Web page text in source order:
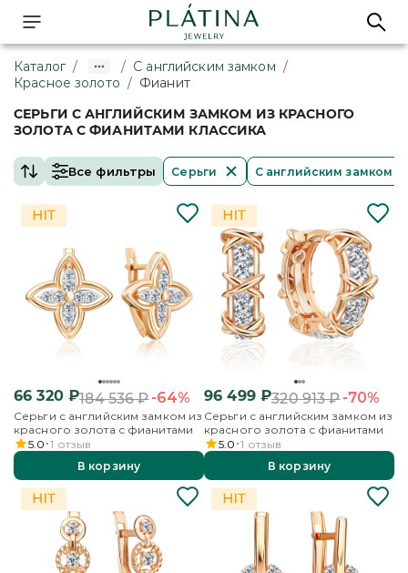
Каталог / / С английским замком /
Красное золото / Фианит
СЕРЬГИ С АНГЛИЙСКИМ ЗАМКОМ ИЗ КРАСНОГО
ЗОЛОТА С ФИАНИТАМИ КЛАССИКА
Все фильтры Серьги С английским замком
66 320₽184 536₽-64%
Серьги с английским замком из
красного золота с фианитами
5.0 1 отзыв
В корзину
96 499₽320 913₽-70%
Серьги с английским замком из
красного золота с фианитами
5.0 1 отзыв
В корзину